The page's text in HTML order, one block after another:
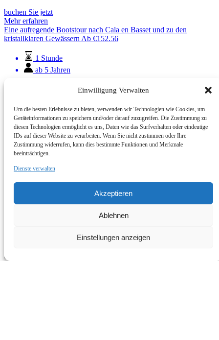
Einwilligung Verwalten
Um die besten Erlebnisse zu bieten, verwenden wir Technologien wie Cookies, um
Geräteinformationen zu speichern und/oder darauf zuzugreifen. Die Zustimmung zu
diesen Technologien ermöglicht es uns, Daten wie das Surfverhalten oder eindeutige
IDs auf dieser Website zu verarbeiten. Wenn Sie nicht zustimmen oder Ihre
Zustimmung widerrufen, kann dies bestimmte Funktionen und Merkmale
beeinträchtigen.
Dienste verwalten
Akzeptieren
Ablehnen
Einstellungen anzeigen
buchen Sie jetzt
Mehr erfahren
Eine aufregende Bootstour nach Cala en Basset und zu den
kristallklaren Gewässern Ab €152.56
1 Stunde
ab 5 Jahren
Eine aufregende Bootstour nach Cala en Basset und zu den
60 Minuten voller Adrenalin und Geschwindigkeit, die wir in vollen
Zügen genießen werden, bis wir die traumhafte Cala en Basset
erreichen, wo wir eine Pause einlegen können, um das unglaublich
kristallklare Wasser zu genießen.
Mehr erfahren
Gelegenheit haben, den Adrenalinkick und die Geschwindigkeit